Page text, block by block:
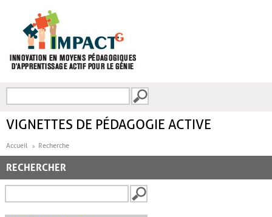
FORMULAIRE DE
VIGNETTES DE PÉDAGOGIE ACTIVE
Accueil Recherche
RECHERCHER